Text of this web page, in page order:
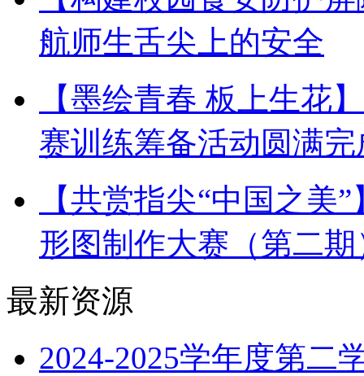
航师生舌尖上的安全
【墨绘青春 板上生花
赛训练筹备活动圆满完
【共赏指尖“中国之美
形图制作大赛（第二期
最新资源
2024-2025学年度第二